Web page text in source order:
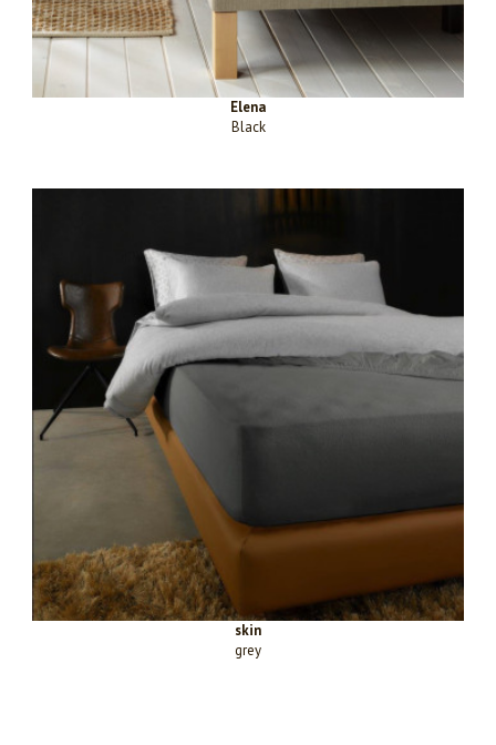
Elena
Black
skin
grey